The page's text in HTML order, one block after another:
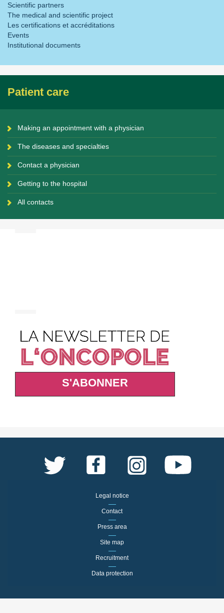
Scientific partners
The medical and scientific project
Les certifications et accréditations
Events
Institutional documents
Patient care
Making an appointment with a physician
The diseases and specialties
Contact a physician
Getting to the hospital
All contacts
S'ABONNER
Legal notice
Contact
Press area
Site map
Recruitment
Data protection